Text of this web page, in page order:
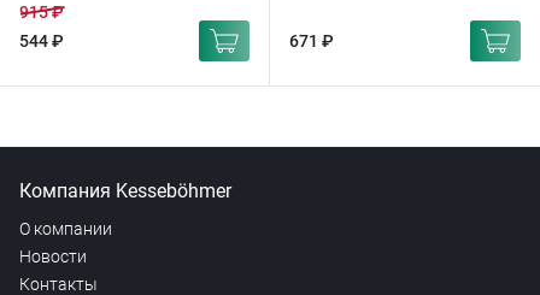
544 ₽
915 ₽
671 ₽
Компания Kesseböhmer
О компании
Новости
Контакты